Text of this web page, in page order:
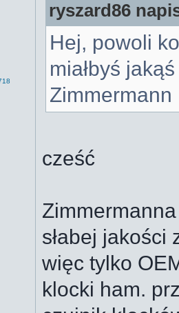
ryszard86
Hej, powoli
miałbyś
Zimmermann
cześć
słabej jakości
więc tylko
klocki ham.